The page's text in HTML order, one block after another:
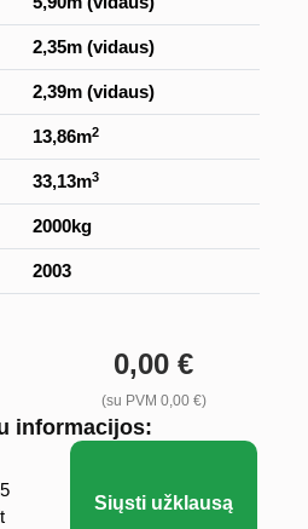
2,35m (vidaus)
2,39m (vidaus)
13,86m2
33,13m3
2000kg
2003
0,00 €
(su PVM 0,00 €)
informacijos:
Siųsti užklausą